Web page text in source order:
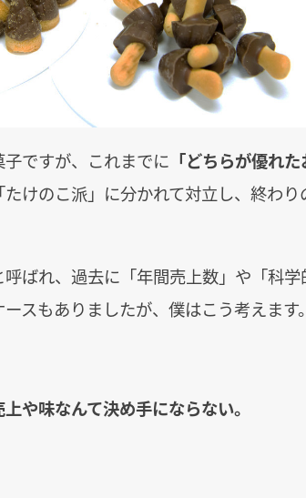
ですが、これまでに 「どちらが優れ
けのこ派」に分かれて対立し、終わ
呼ばれ、過去に「年間売上数」や「科
スもありましたが、僕はこう考えます
や味なんて決め手にならない。